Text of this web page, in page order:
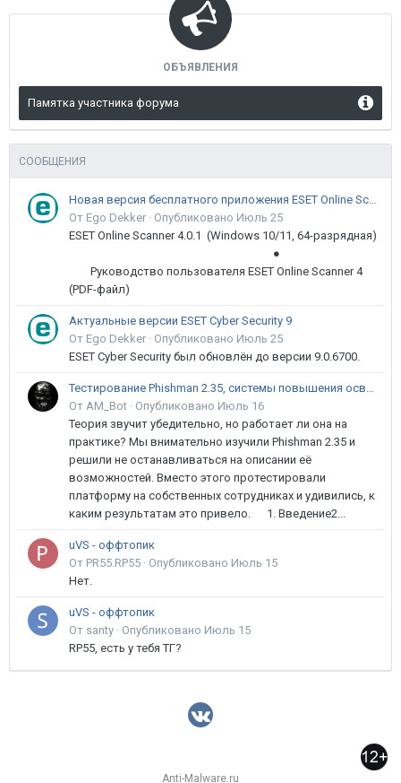
ОБЪЯВЛЕНИЯ
Памятка участника форума
СООБЩЕНИЯ
Новая версия бесплатного приложения ESET Online Scanner доступна пользователям
От Ego Dekker · Опубликовано Июль 25
ESET Online Scanner 4.0.1 (Windows 10/11, 64-разрядная)
●
Руководство пользователя ESET Online Scanner 4
(PDF-файл)
Актуальные версии ESET Cyber Security 9
От Ego Dekker · Опубликовано Июль 25
ESET Cyber Security был обновлён до версии 9.0.6700.
Тестирование Phishman 2.35, системы повышения осведомлённости пользователей в сфере ИБ
От AM_Bot · Опубликовано Июль 16
Теория звучит убедительно, но работает ли она на
практике? Мы внимательно изучили Phishman 2.35 и
решили не останавливаться на описании её
возможностей. Вместо этого протестировали
платформу на собственных сотрудниках и удивились, к
каким результатам это привело. 1. Введение2...
uVS - оффтопик
От PR55.RP55 · Опубликовано Июль 15
Нет.
uVS - оффтопик
От santy · Опубликовано Июль 15
RP55, есть у тебя ТГ?
Anti-Malware.ru